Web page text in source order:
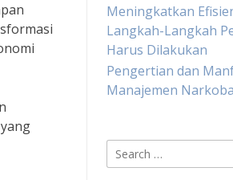
Meningkatkan
Langkah-Langkah
Harus Dilakukan
Pengertian dan
Manajemen
Search
for: